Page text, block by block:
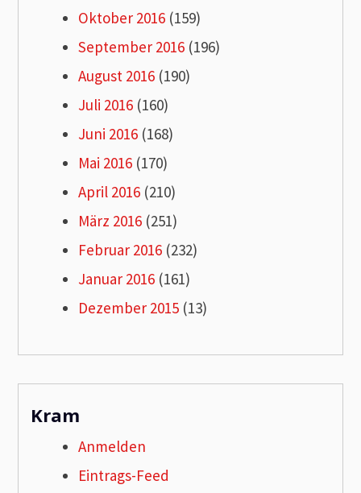
Oktober 2016 (159)
September 2016 (196)
August 2016 (190)
Juli 2016 (160)
Juni 2016 (168)
Mai 2016 (170)
April 2016 (210)
März 2016 (251)
Februar 2016 (232)
Januar 2016 (161)
Dezember 2015 (13)
Kram
Anmelden
Eintrags-Feed